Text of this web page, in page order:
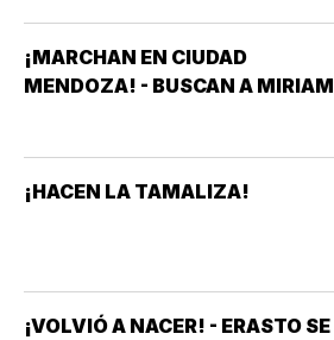
¡MARCHAN EN CIUDAD
MENDOZA! - BUSCAN A MIRIAM
¡HACEN LA TAMALIZA!
¡VOLVIÓ A NACER! - ERASTO SE